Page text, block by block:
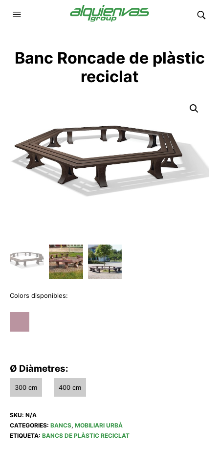
Banc Roncade de plàstic
reciclat
Colors disponibles:
Ø Diàmetres:
300 cm 400 cm
SKU: N/A
CATEGORIES: BANCS, MOBILIARI URBÀ
ETIQUETA: BANCS DE PLÀSTIC RECICLAT